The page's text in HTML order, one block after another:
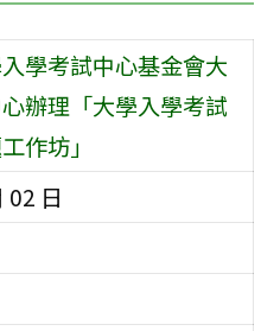
學考試中心基金會大
辦理「大學入學考試
作坊」
02 日